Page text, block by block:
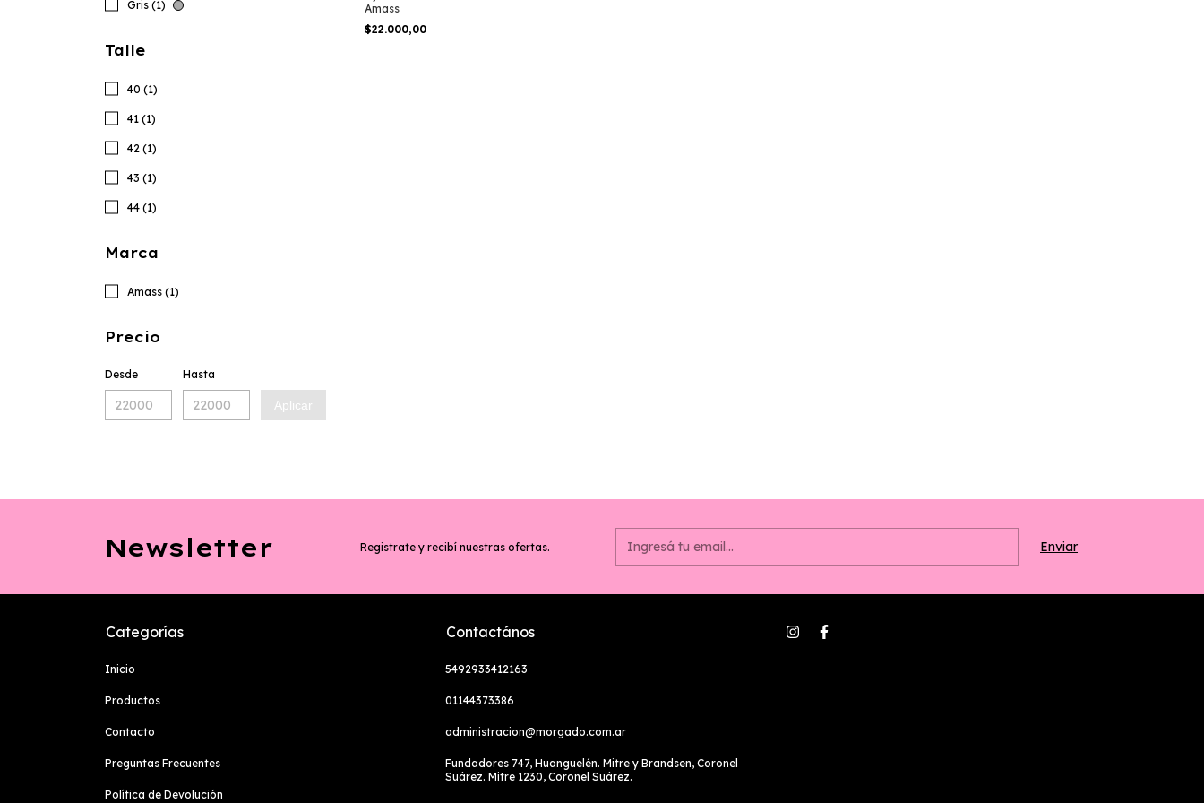
Gris (1)
Talle
40 (1)
41 (1)
42 (1)
43 (1)
44 (1)
Marca
Amass (1)
Precio
Desde Hasta
Aplicar
Amass
$22.000,00
Newsletter Registrate y recibí nuestras ofertas.
Categorías
Inicio
Productos
Contacto
Preguntas Frecuentes
Política de Devolución
Contactános
5492933412163
01144373386
administracion@morgado.com.ar
Fundadores 747, Huanguelén. Mitre y Brandsen, Coronel
Suárez. Mitre 1230, Coronel Suárez.